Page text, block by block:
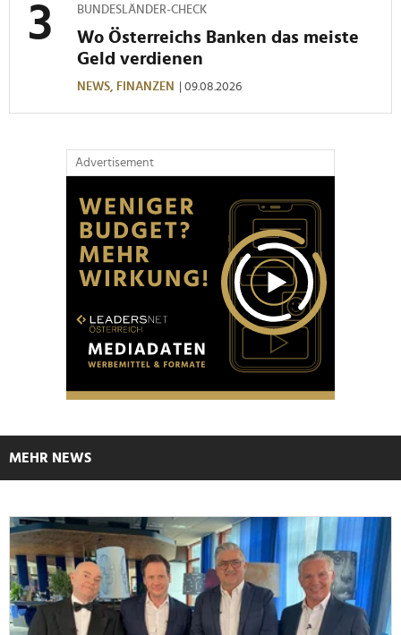
BUNDESLÄNDER-CHECK
Wo Österreichs Banken das meiste
Geld verdienen
NEWS, FINANZEN | 09.08.2026
Advertisement
MEHR NEWS